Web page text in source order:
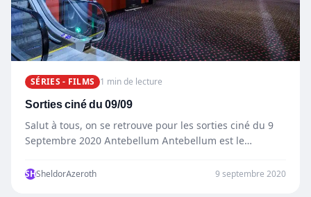
SÉRIES - FILMS 1 min de lecture
Sorties ciné du 09/09
Salut à tous, on se retrouve pour les sorties ciné du 9
Septembre 2020 Antebellum Antebellum est le…
SHSheldorAzeroth 9 septembre 2020